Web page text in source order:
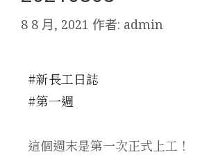
8 8 月, 2021 作者: admin
#新長工日誌
#第一週
這個週末是第一次正式上工！